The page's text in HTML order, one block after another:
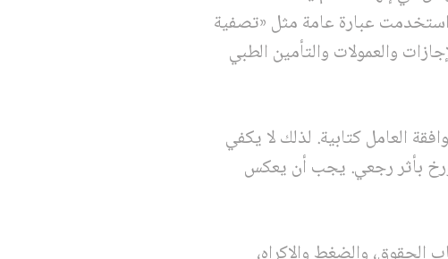
عبارة عامة مثل «تصفية
والعمولات والتأمين الطبي
العامل كتابية. لذلك لا يكفي
بأثر رجعي. يجب أن يعكس